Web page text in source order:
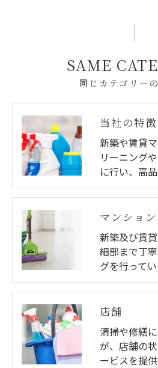
同じカテゴリー
SAME
当社の特徴
新築や賃貸
リーニング
に行い、高
マンション
新築及び賃
細部まで丁
グを行って
店舗
清掃や修繕
が、店舗の
ービスを提